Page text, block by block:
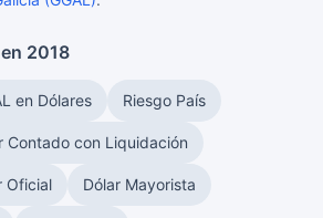
2018
en Dólares Riesgo País
Contado con Liquidación
Oficial Dólar Mayorista